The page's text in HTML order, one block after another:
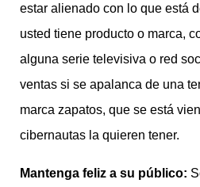
estar alienado con lo que está
usted tiene producto o marca,
alguna serie televisiva o red
ventas si se apalanca de una
marca zapatos, que se está
cibernautas la quieren tener.
Mantenga feliz a su público: